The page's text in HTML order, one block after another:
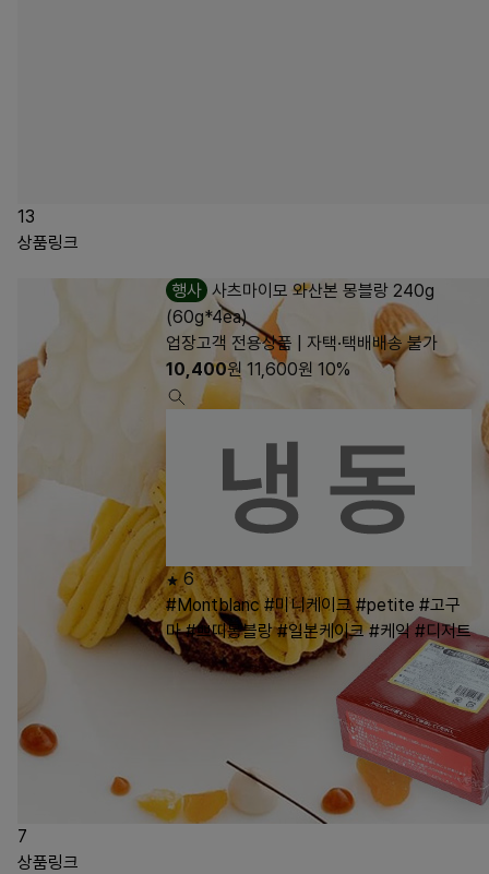
13
상품링크
7
행사 사츠마이모 와산본 몽블랑 240g
(60g*4ea)
업장고객 전용상품 | 자택·택배배송 불가
10,400원 11,600원 10%
6
#Montblanc #미니케이크 #petite #고구
마 #쁘띠몽블랑 #일본케이크 #케익 #디저트
상품링크